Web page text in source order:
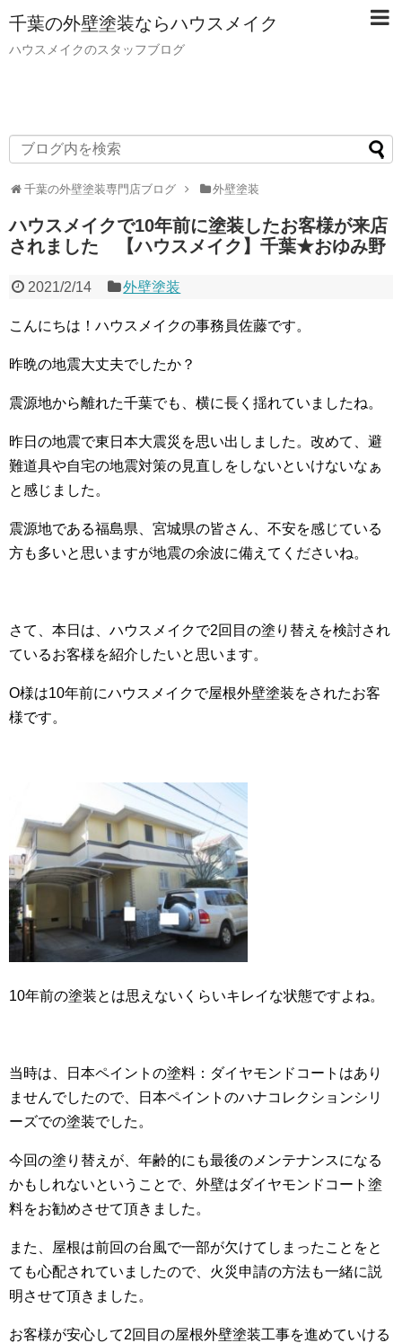
千葉の外壁塗装ならハウスメイク
ハウスメイクのスタッフブログ
千葉の外壁塗装専門店ブログ 外壁塗装
ハウスメイクで10年前に塗装したお客様が来店
されました 【ハウスメイク】千葉★おゆみ野
2021/2/14 外壁塗装
こんにちは！ハウスメイクの事務員佐藤です。
昨晩の地震大丈夫でしたか？
震源地から離れた千葉でも、横に長く揺れていましたね。
昨日の地震で東日本大震災を思い出しました。改めて、避
難道具や自宅の地震対策の見直しをしないといけないなぁ
と感じました。
震源地である福島県、宮城県の皆さん、不安を感じている
方も多いと思いますが地震の余波に備えてくださいね。
さて、本日は、ハウスメイクで2回目の塗り替えを検討され
ているお客様を紹介したいと思います。
O様は10年前にハウスメイクで屋根外壁塗装をされたお客
様です。
10年前の塗装とは思えないくらいキレイな状態ですよね。
当時は、日本ペイントの塗料：ダイヤモンドコートはあり
ませんでしたので、日本ペイントのハナコレクションシリ
ーズでの塗装でした。
今回の塗り替えが、年齢的にも最後のメンテナンスになる
かもしれないということで、外壁はダイヤモンドコート塗
料をお勧めさせて頂きました。
また、屋根は前回の台風で一部が欠けてしまったことをと
ても心配されていましたので、火災申請の方法も一緒に説
明させて頂きました。
お客様が安心して2回目の屋根外壁塗装工事を進めていける